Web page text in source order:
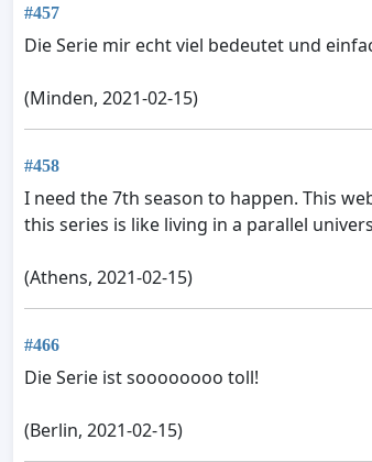
#457
Die Serie mir echt viel bedeutet und
(Minden, 2021-02-15)
#458
I need the 7th season to happen. This
this series is like living in a parallel
(Athens, 2021-02-15)
#466
Die Serie ist soooooooo toll!
(Berlin, 2021-02-15)